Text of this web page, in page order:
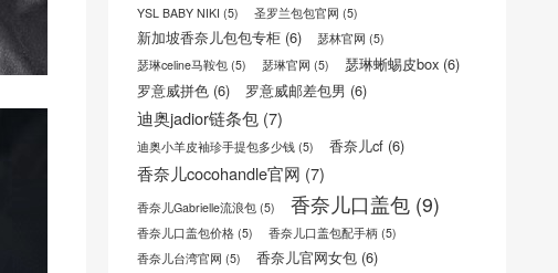
luggage micro(22)
Trendy bag(6) woc(10) www.chanel.com(6)
YSL BABY NIKI(5) 圣罗兰包包官网(5)
新加坡香奈儿包包专柜(6)
瑟琳celine马鞍包(5) 瑟琳官网(5) 瑟琳蜥蜴皮box
罗意威拼色(6) 罗意威邮差包男
迪奥jadior链条包(7)
迪奥小羊皮袖珍手提包多少钱(5) 香奈儿cf(6)
香奈儿cocohandle官网(7)